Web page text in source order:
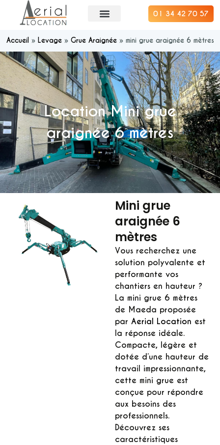
01 34 42 70 57
Accueil » Levage» Grue Araignée» mini grue araignée 6 mètres
Location Mini grue
araignée 6 mètres
Mini grue
araignée 6
mètres
Vous recherchez une
solution polyvalente et
performante vos
chantiers en hauteur ?
La mini grue 6 mètres
de Maeda proposée
par Aerial Location est
la réponse idéale.
Compacte, légère et
dotée d’une hauteur de
travail impressionnante,
cette mini grue est
conçue pour répondre
aux besoins des
professionnels.
Découvrez ses
caractéristiques